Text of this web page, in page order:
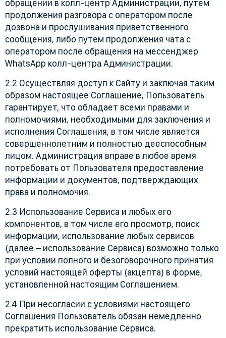
обращении в колл-центр Администрации, путем
продолжения разговора с оператором после
дозвона и прослушивания приветственного
сообщения, либо путем продолжения чата с
оператором после обращения на мессенджер
WhatsApp колл-центра Администрации.
2.2 Осуществляя доступ к Сайту и заключая таким
образом настоящее Соглашение, Пользователь
гарантирует, что обладает всеми правами и
полномочиями, необходимыми для заключения и
исполнения Соглашения, в том числе является
совершеннолетним и полностью дееспособным
лицом. Администрация вправе в любое время
потребовать от Пользователя предоставление
информации и документов, подтверждающих
права и полномочия.
2.3 Использование Сервиса и любых его
компонентов, в том числе его просмотр, поиск
информации, использование любых сервисов
(далее – использование Сервиса) возможно только
при условии полного и безоговорочного принятия
условий настоящей оферты (акцепта) в форме,
установленной настоящим Соглашением.
2.4 При несогласии с условиями настоящего
Соглашения Пользователь обязан немедленно
прекратить использование Сервиса.